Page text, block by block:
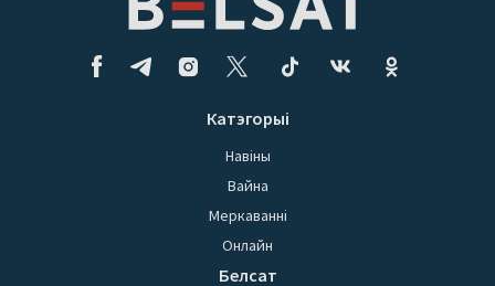
Катэгорыі
Навіны
Вайна
Меркаванні
Онлайн
Белсат